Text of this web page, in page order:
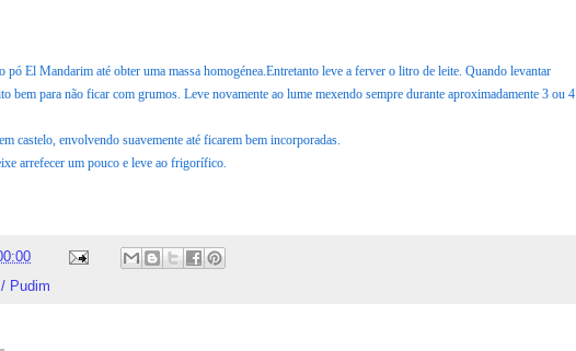
pó El Mandarim até obter uma massa homogénea.Entretanto leve a ferver o litro de leite. Quando levantar
bem para não ficar com grumos. Leve novamente ao lume mexendo sempre durante aproximadamente 3 ou 4
castelo, envolvendo suavemente até ficarem bem incorporadas.
arrefecer um pouco e leve ao frigorífico.
Pudim